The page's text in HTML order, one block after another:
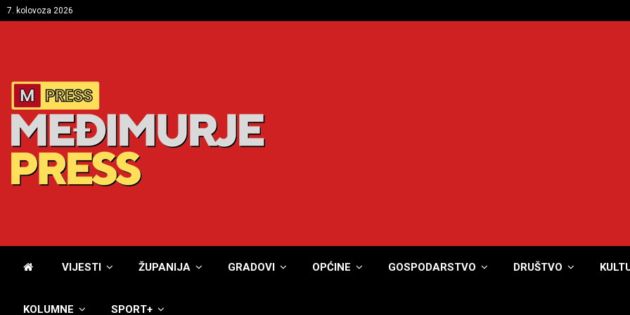
7. kolovoza 2026
VIJESTI ŽUPANIJA GRADOVI OPĆINE GOSPODARSTVO DRUŠTVO
KOLUMNE SPORT+